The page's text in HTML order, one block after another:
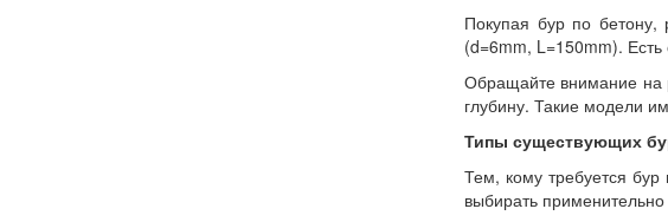
Покупая бур по
(d=6mm, L=150mm).
Обращайте внимание на
глубину. Такие модели
Типы существующих
Тем, кому требуется
выбирать